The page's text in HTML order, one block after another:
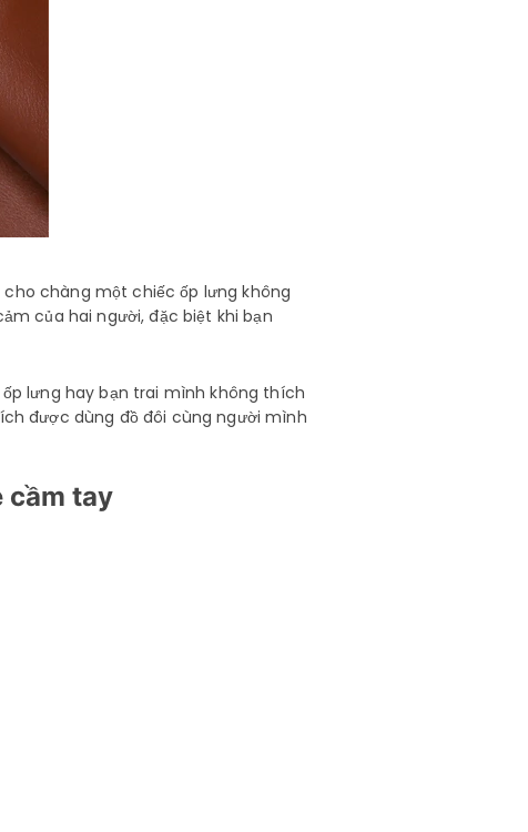
chàng một chiếc ốp lưng không
của hai người, đặc biệt khi bạn
lưng hay bạn trai mình không thích
được dùng đồ đôi cùng người mình
cầm tay